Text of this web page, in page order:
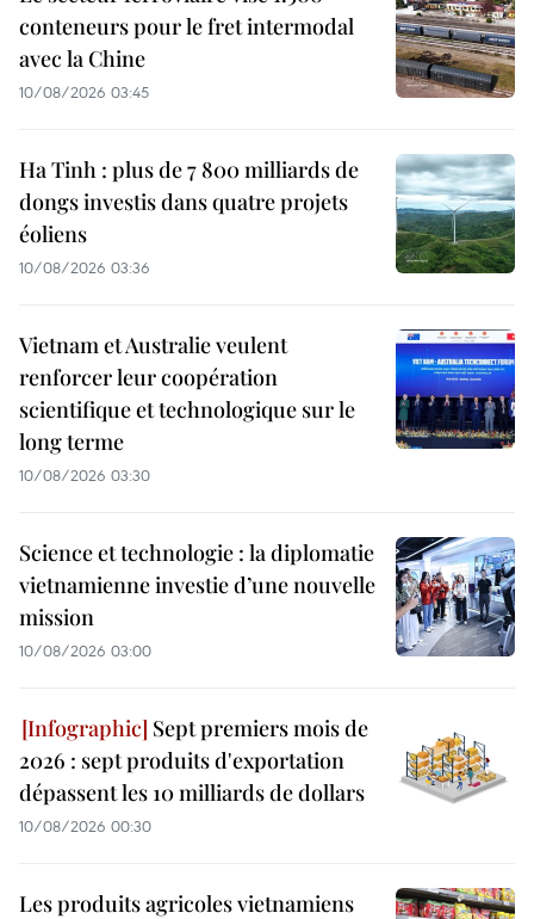
conteneurs pour le fret intermodal
avec la Chine
10/08/2026 03:45
Ha Tinh : plus de 7 800 milliards de
dongs investis dans quatre projets
éoliens
10/08/2026 03:36
Vietnam et Australie veulent
renforcer leur coopération
scientifique et technologique sur le
long terme
10/08/2026 03:30
Science et technologie : la diplomatie
vietnamienne investie d’une nouvelle
mission
10/08/2026 03:00
Sept premiers mois de
2026 : sept produits d'exportation
dépassent les 10 milliards de dollars
10/08/2026 00:30
Les produits agricoles vietnamiens